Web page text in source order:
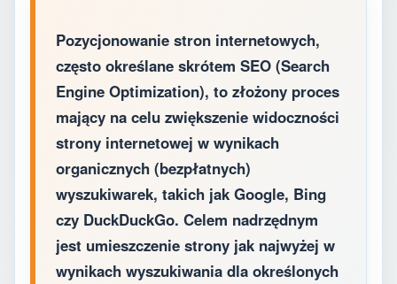
Pozycjonowanie stron internetowych,
często określane skrótem SEO (Search
Engine Optimization), to złożony proces
mający na celu zwiększenie widoczności
strony internetowej w wynikach
organicznych (bezpłatnych)
wyszukiwarek, takich jak Google, Bing
czy DuckDuckGo. Celem nadrzędnym
jest umieszczenie strony jak najwyżej w
wynikach wyszukiwania dla określonych